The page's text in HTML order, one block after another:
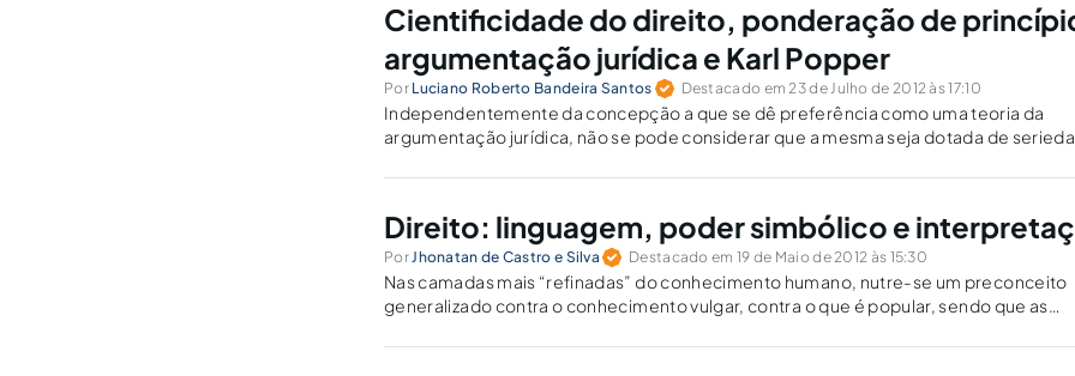
Cientificidade do direito, ponderação de
argumentação jurídica e Karl Popper
Por Luciano Roberto Bandeira Santos Destacado em 23 de Julho de 2012 às 17:10
Independentemente da concepção a que se dê preferência como uma teoria da
argumentação jurídica, não se pode considerar que a mesma seja dotada de
que pretende defender.
Direito: linguagem, poder simbólico e
PorJhonatan de Castro e Silva Destacado em 19 de Maio de 2012 às 15:30
Nas camadas mais “refinadas” do conhecimento humano, nutre-se um preconceito
generalizado contra o conhecimento vulgar, contra o que é popular, sendo que as
para qualquer pesquisa de caráter científico ou filosófico.